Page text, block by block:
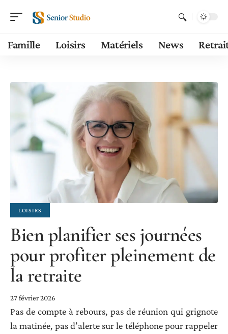
Famille Loisirs Matériels News
LOISIRS
Bien planifier ses journées
pour profiter pleinement de
la retraite
27 février 2026
Pas de compte à rebours, pas de réunion qui grignote
la matinée, pas d’alerte sur le téléphone pour rappeler